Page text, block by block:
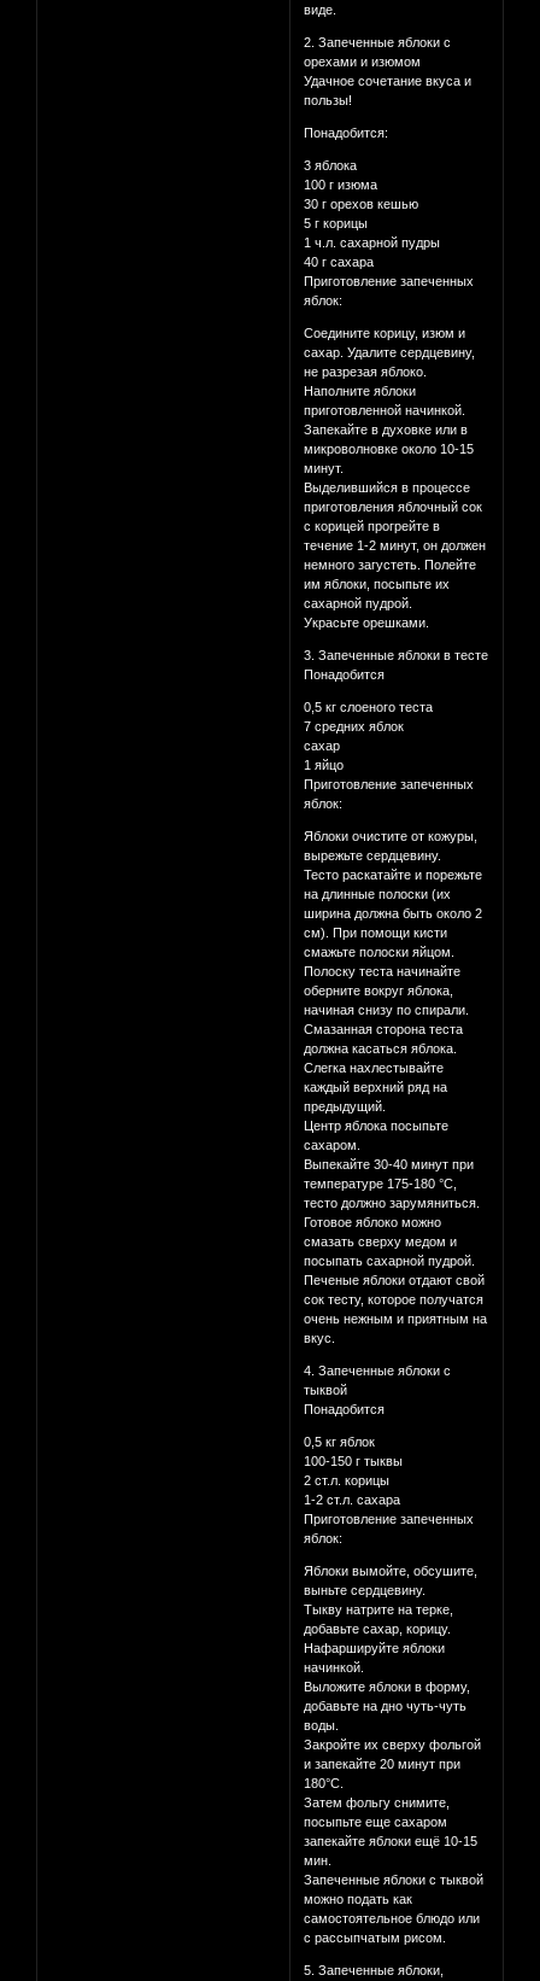
виде.
2. Запеченные яблоки с
орехами и изюмом
Удачное сочетание вкуса и
пользы!
Понадобится:
3 яблока
100 г изюма
30 г орехов кешью
5 г корицы
1 ч.л. сахарной пудры
40 г сахара
Приготовление запеченных
яблок:
Соедините корицу, изюм и
сахар. Удалите сердцевину,
не разрезая яблоко.
Наполните яблоки
приготовленной начинкой.
Запекайте в духовке или в
микроволновке около 10-15
минут.
Выделившийся в процессе
приготовления яблочный сок
с корицей прогрейте в
течение 1-2 минут, он должен
немного загустеть. Полейте
им яблоки, посыпьте их
сахарной пудрой.
Украсьте орешками.
3. Запеченные яблоки в тесте
Понадобится
0,5 кг слоеного теста
7 средних яблок
сахар
1 яйцо
Приготовление запеченных
яблок:
Яблоки очистите от кожуры,
вырежьте сердцевину.
Тесто раскатайте и порежьте
на длинные полоски (их
ширина должна быть около 2
см). При помощи кисти
смажьте полоски яйцом.
Полоску теста начинайте
оберните вокруг яблока,
начиная снизу по спирали.
Смазанная сторона теста
должна касаться яблока.
Слегка нахлестывайте
каждый верхний ряд на
предыдущий.
Центр яблока посыпьте
сахаром.
Выпекайте 30-40 минут при
температуре 175-180 °С,
тесто должно зарумяниться.
Готовое яблоко можно
смазать сверху медом и
посыпать сахарной пудрой.
Печеные яблоки отдают свой
сок тесту, которое получатся
очень нежным и приятным на
вкус.
4. Запеченные яблоки с
тыквой
Понадобится
0,5 кг яблок
100-150 г тыквы
2 ст.л. корицы
1-2 ст.л. сахара
Приготовление запеченных
яблок:
Яблоки вымойте, обсушите,
выньте сердцевину.
Тыкву натрите на терке,
добавьте сахар, корицу.
Нафаршируйте яблоки
начинкой.
Выложите яблоки в форму,
добавьте на дно чуть-чуть
воды.
Закройте их сверху фольгой
и запекайте 20 минут при
180°С.
Затем фольгу снимите,
посыпьте еще сахаром
запекайте яблоки ещё 10-15
мин.
Запеченные яблоки с тыквой
можно подать как
самостоятельное блюдо или
с рассыпчатым рисом.
5. Запеченные яблоки,